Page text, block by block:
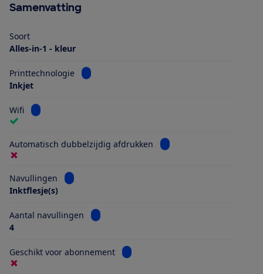
Samenvatting
Soort
Alles-in-1 - kleur
Printtechnologie
Bekijk informatie voor Printtechnologie
Inkjet
Wifi Bekijk informatie voor Wifi
Automatisch dubbelzijdig afdrukken Bekijk informatie voor
Navullingen
Bekijk informatie voor Navullingen
Inktflesje(s)
Aantal navullingen
Bekijk informatie voor Aantal navullingen
4
Geschikt voor abonnement Bekijk informatie voor Geschikt